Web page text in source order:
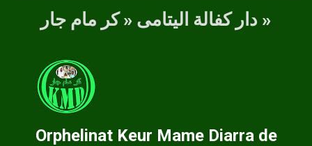
دار كفالة اليتامى « كر مام جار »
Orphelinat Keur Mame Diarra de